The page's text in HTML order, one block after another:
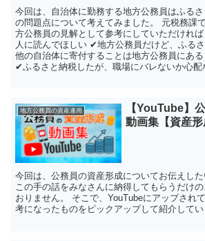
今回は、自治体に勤務する地方公務員はふる
の問題点について考えてみました。 元税務課
方公務員の見解として参考にしていただけれ
人に読んでほしい ✔地方公務員だけど、ふる
他の自治体に寄付することは地方公務員にあ
✔ふるさと納税したが、職場にバレないか心配
地方公務員の資産運用
【YouTube】
動画集【資産形
今回は、公務員の資産形成についてお伝えし
この手の話をみなさんに納得してもらうだけ
おりません。 そこで、YouTubeにアップされ
考になったものをピックアップして紹介してい